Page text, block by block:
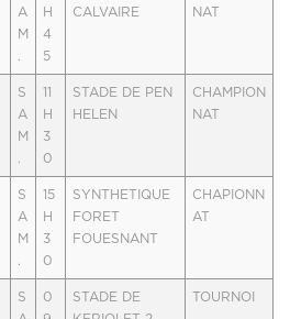
A
M
.
H
4
5
CALVAIRE
NAT
S
A
M
11
H
3
0
STADE DE PEN
HELEN
CHAMPION
NAT
S
A
M
.
15
H
3
0
SYNTHETIQUE
FORET
FOUESNANT
CHAPIONN
AT
S
0
STADE DE
TOURNOI